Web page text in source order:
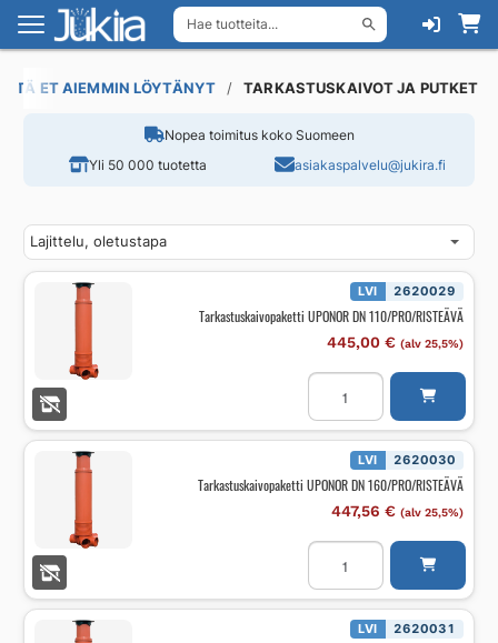
Hae tuotteita...
Siirry
navigointiin
Siirry
sisältöön
ET AIEMMIN LÖYTÄNYT TARKASTUSKAIVOT JA PUTKET
Nopea toimitus koko Suomeen
Yli 50 000 tuotetta
asiakaspalvelu@jukira.fi
LVI 2620029
Tarkastuskaivopaketti UPONOR DN 110/PRO/RISTEÄVÄ
445,00 € (alv 25,5%)
Tarkastuskaivopaketti
UPONOR
110/PRO/RISTEÄVÄ
määrä
LVI 2620030
Tarkastuskaivopaketti UPONOR DN 160/PRO/RISTEÄVÄ
447,56 € (alv 25,5%)
Tarkastuskaivopaketti
UPONOR
160/PRO/RISTEÄVÄ
määrä
LVI 2620031